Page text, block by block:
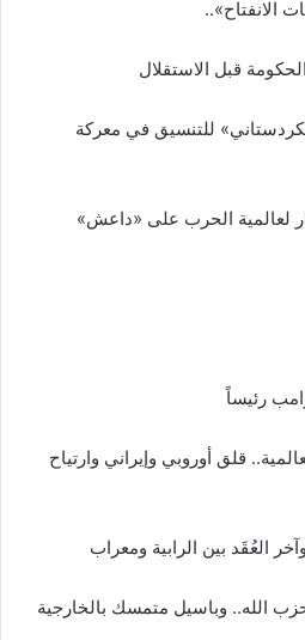
قبل الاستقلال
للتنسيق في معركة
لعالمية الحرب على «داعش»
رئيساً
قلق أوروبي وإيراني وارتياح
العُقَد بين الرابية ومعراب
الله.. وباسيل متمسك بالخارجية